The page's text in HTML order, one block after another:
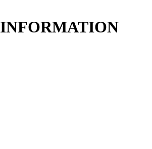
INFORMATION